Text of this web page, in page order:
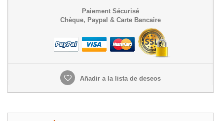
Paiement Sécurisé
Chèque, Paypal & Carte Bancaire
Añadir a la lista de deseos